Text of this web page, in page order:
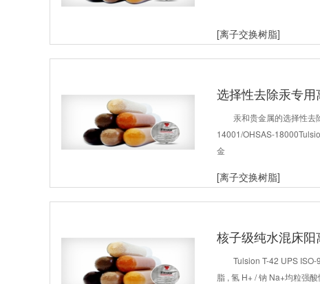
[离子交换树脂]
选择性去除汞专
汞和贵金属的选择性去
14001/OHSAS-
金
[离子交换树脂]
核子级纯水混床阳
Tulsion T-42 UPS
脂 , 氢 H+ / 钠 Na+均粒强